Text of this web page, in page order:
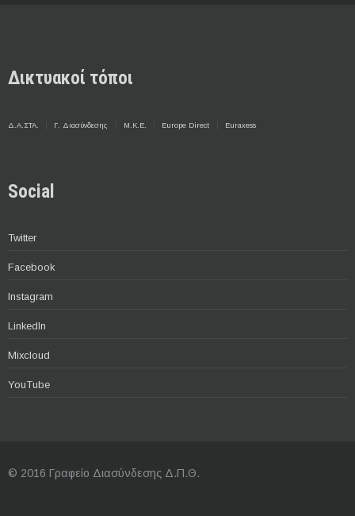
Δικτυακοί τόποι
Δ.Α.ΣΤΑ. Γ. Διασύνδεσης Μ.Κ.Ε. Europe Direct Euraxess
Social
Twitter
Facebook
Instagram
LinkedIn
Mixcloud
YouTube
© 2016 Γραφείο Διασύνδεσης Δ.Π.Θ.